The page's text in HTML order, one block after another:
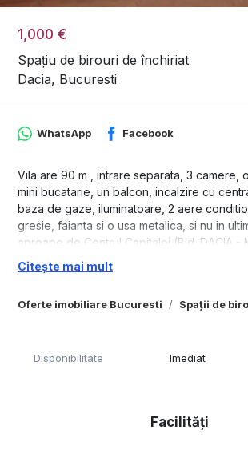
1,000 €
Spațiu de birouri de închiriat
Dacia, Bucuresti
Oferte imobiliare Bucuresti Spații de
WhatsApp Facebook
Vila are 90 m , intrare separata, 3 camere,
mini bucatarie, un balcon, incalzire cu
baza de gaze, iluminatoare, 2 aere
gresie, faianta si o usa metalica, si nu in
aproape de Centrul Capitalei (Bld. DACIA -
Citește mai mult
Disponibilitate Imediat
Facilități